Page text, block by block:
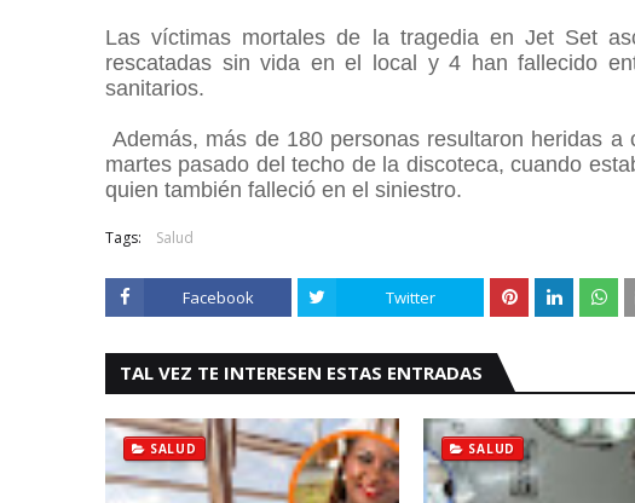
Las víctimas mortales de la tragedia en Jet Set
rescatadas sin vida en el local y 4 han fallecido
sanitarios.
Además, más de 180 personas resultaron heridas a
martes pasado del techo de la discoteca, cuando
quien también falleció en el siniestro.
Tags: Salud
Facebook Twitter
TAL VEZ TE INTERESEN ESTAS ENTRADAS
SALUD SALUD